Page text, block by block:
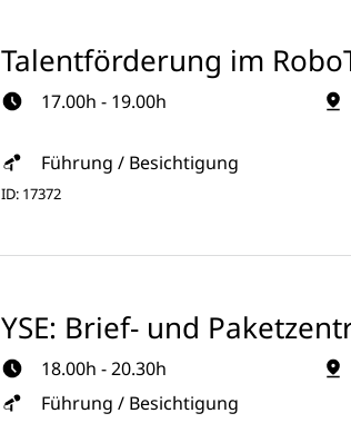
Talentförderung im
17.00h - 19.00h
Führung / Besichtigung
ID: 17372
YSE: Brief- und
18.00h - 20.30h
Führung / Besichtigung